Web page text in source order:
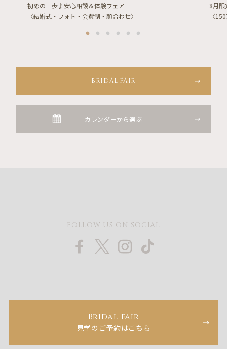
初めの一歩♪安心相談＆体験フェア
〈結婚式・フォト・会費制・顔合わせ〉
8月限
〈
BRIDAL FAIR
カレンダーから選ぶ
FOLLOW US ON SOCIAL
Bridal fair
見学のご予約はこちら